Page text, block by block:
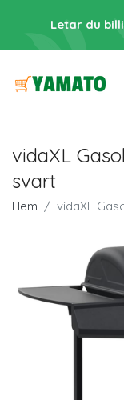
Letar du
vidaXL
svart
Hem vidaXL